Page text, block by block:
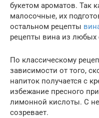
букетом ароматов. Так
малосочные, их
остальном рецепты
рецепты вина из любых
По классическому
зависимости от того,
напиток получается с
избежание пресного
лимонной кислоты. С
созревает.